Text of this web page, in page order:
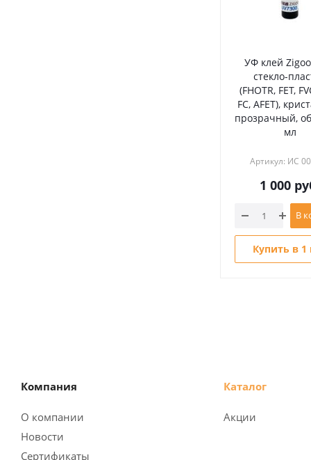
УФ клей
стекло-
(FHOTR, FET,
FC, AFET),
прозрачный,
мл
Артикул: ИС
1 000
В
Купить в 1
Компания
О компании
Новости
Сертификаты
Каталог
Акции